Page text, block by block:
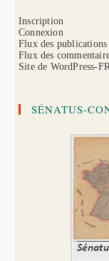
Inscription
Connexion
Flux des publications
Flux des
Site de WordPress-
SÉNATUS-